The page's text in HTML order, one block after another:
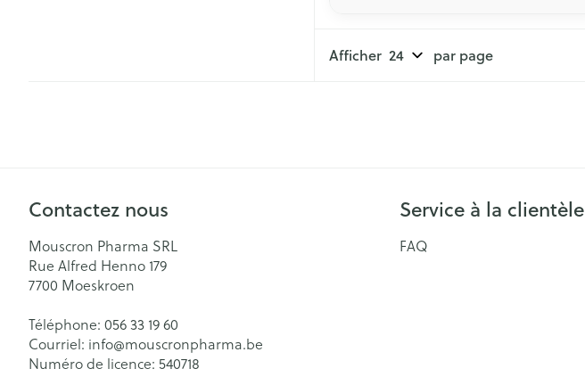
Afficher par page
Contactez nous
Mouscron Pharma SRL
Rue Alfred Henno 179
7700 Moeskroen
Téléphone: 056 33 19 60
Courriel: info@mouscronpharma.be
Numéro de licence: 540718
Service à la clientèle
FAQ